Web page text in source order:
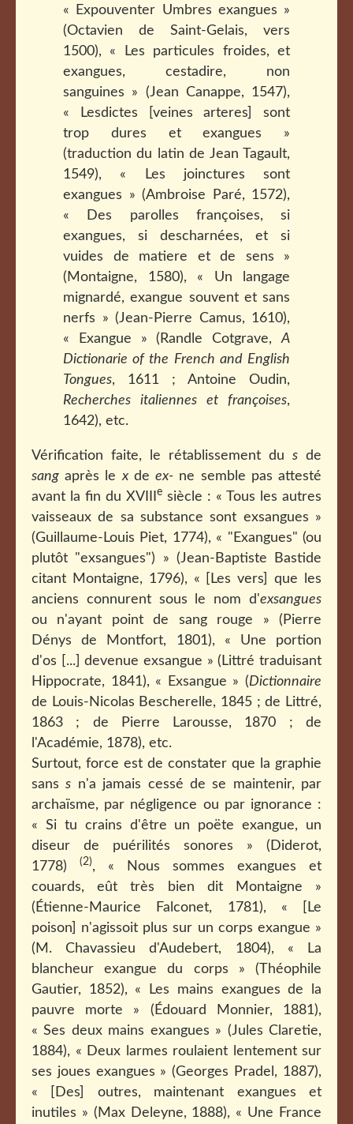
« Expouventer Umbres exangues »
(Octavien de Saint-Gelais, vers
1500), « Les particules froides, et
exangues, cestadire, non
sanguines » (Jean Canappe, 1547),
« Lesdictes [veines arteres] sont
trop dures et exangues »
(traduction du latin de Jean Tagault,
1549), « Les joinctures sont
exangues » (Ambroise Paré, 1572),
« Des parolles françoises, si
exangues, si descharnées, et si
vuides de matiere et de sens »
(Montaigne, 1580), « Un langage
mignardé, exangue souvent et sans
nerfs » (Jean-Pierre Camus, 1610),
« Exangue » (Randle Cotgrave,A
Dictionarie of the French and English
Tongues, 1611 ; Antoine Oudin,
Recherches italiennes et françoises,
1642), etc.
Vérification faite, le rétablissement du s de
sang après lexdeex- ne semble pas attesté
avant la fin du XVIII
e siècle : « Tous les autres
vaisseaux de sa substance sont exsangues »
(Guillaume-Louis Piet, 1774), « "Exangues" (ou
plutôt "exsangues") » (Jean-Baptiste Bastide
citant Montaigne, 1796), « [Les vers] que les
anciens connurent sous le nom d'exsangues
ou n'ayant point de sang rouge » (Pierre
Dénys de Montfort, 1801), « Une portion
d'os [...] devenue exsangue » (Littré traduisant
Hippocrate, 1841), « Exsangue » (Dictionnaire
de Louis-Nicolas Bescherelle, 1845 ; de Littré,
1863 ; de Pierre Larousse, 1870 ; de
l'Académie, 1878), etc.
Surtout, force est de constater que la graphie
sanss n'a jamais cessé de se maintenir, par
archaïsme, par négligence ou par ignorance :
« Si tu crains d'être un poëte exangue, un
diseur de puérilités sonores » (Diderot,
1778)
(2), « Nous sommes exangues et
couards, eût très bien dit Montaigne »
(Étienne-Maurice Falconet, 1781), « [Le
poison] n'agissoit plus sur un corps exangue »
(M. Chavassieu d'Audebert, 1804), « La
blancheur exangue du corps » (Théophile
Gautier, 1852), « Les mains exangues de la
pauvre morte » (Édouard Monnier, 1881),
« Ses deux mains exangues » (Jules Claretie,
1884), « Deux larmes roulaient lentement sur
ses joues exangues » (Georges Pradel, 1887),
« [Des] outres, maintenant exangues et
inutiles » (Max Deleyne, 1888), « Une France